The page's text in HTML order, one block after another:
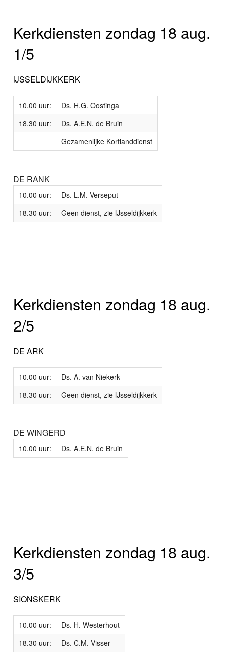
Kerkdiensten zondag 18 aug.
1/5
IJSSELDIJKKERK
10.00 uur:
Ds. H.G. Oostinga
18.30 uur:
Ds. A.E.N. de Bruin
Gezamenlijke Kortlanddienst
DE RANK
10.00 uur:
Ds. L.M. Verseput
18.30 uur:
Geen dienst, zie IJsseldijkkerk
Kerkdiensten zondag 18 aug.
2/5
DE ARK
10.00 uur:
Ds. A. van Niekerk
18.30 uur:
Geen dienst, zie IJsseldijkkerk
DE WINGERD
10.00 uur: Ds. A.E.N. de Bruin
Kerkdiensten zondag 18 aug.
3/5
SIONSKERK
10.00 uur:
Ds. H. Westerhout
18.30 uur:
Ds. C.M. Visser